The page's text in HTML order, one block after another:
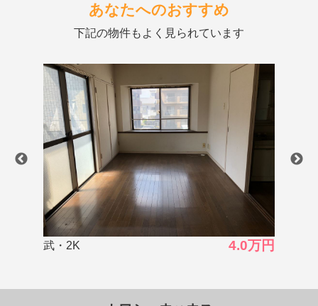
あなたへのおすすめ
下記の物件もよく見られています
武岡・2K 3.5万円